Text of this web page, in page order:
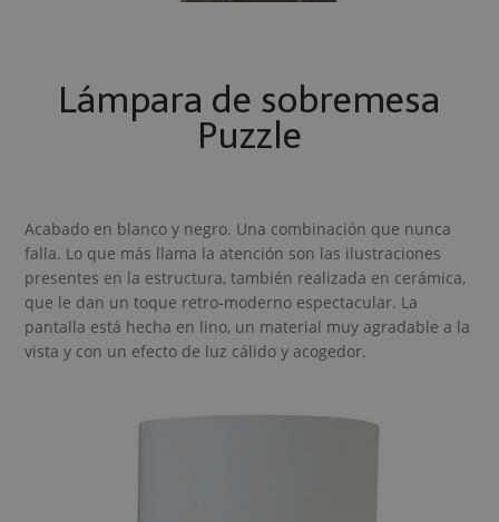
Lámpara de sobremesa
Puzzle
Acabado en blanco y negro. Una combinación que nunca
falla. Lo que más llama la atención son las ilustraciones
presentes en la estructura, también realizada en cerámica,
que le dan un toque retro-moderno espectacular. La
pantalla está hecha en lino, un material muy agradable a la
vista y con un efecto de luz cálido y acogedor.